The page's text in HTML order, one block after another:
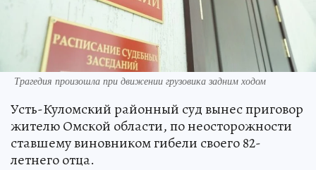
Трагедия произошла при движении грузовика задним ходом
Усть-Куломский районный суд вынес приговор
жителю Омской области, по неосторожности
ставшему виновником гибели своего 82-
летнего отца.